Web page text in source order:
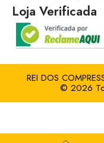
Loja Verificada
REI DOS
© 2026